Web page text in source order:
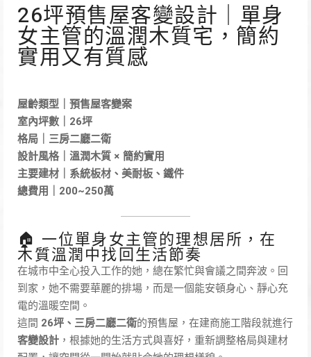
26坪預售屋客變設計｜單身
女主管的溫潤木質宅，簡約
實用又有質感
屋齡類型｜預售屋客變案
室內坪數｜26坪
格局｜三房二廳二衛
設計風格｜溫潤木質 × 簡約實用
主要建材｜系統板材、美耐板、鐵件
總費用｜200~250萬
🏠 一位單身女主管的理想居所，在
木質溫潤中找回生活節奏
在城市中全心投入工作的她，總在繁忙與會議之間奔波。回
到家，她不需要華麗的排場，而是一個能安頓身心、靜心充
電的溫暖空間。
這間 26坪、三房二廳二衛的預售屋，在建商施工階段就進行
客變設計 ，根據她的生活方式與喜好，重新調整格局與建材